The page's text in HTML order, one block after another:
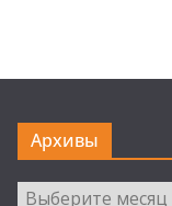
Архивы
Архивы